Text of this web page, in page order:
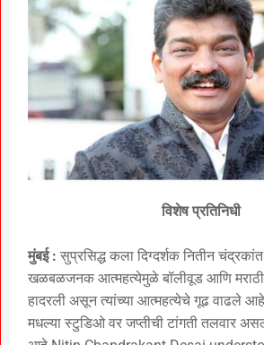
विशेष प्रतिनिधी
मुंबई : सुप्रसिद्ध कला दिग्दर्शक नितीन चंद्रकांत
खळबळजनक आत्महत्येमुळे बॉलीवूड आणि मराठी
हादरली असून त्यांच्या आत्महत्येचे गूढ वाढले
मधल्या स्टुडिओ वर जप्तीची टांगती तलवार